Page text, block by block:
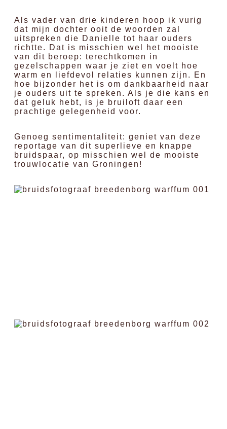
Als vader van drie kinderen hoop ik vurig
dat mijn dochter ooit de woorden zal
uitspreken die Danielle tot haar ouders
richtte. Dat is misschien wel het mooiste
van dit beroep: terechtkomen in
gezelschappen waar je ziet en voelt hoe
warm en liefdevol relaties kunnen zijn. En
hoe bijzonder het is om dankbaarheid naar
je ouders uit te spreken. Als je die kans en
dat geluk hebt, is je bruiloft daar een
prachtige gelegenheid voor.
Genoeg sentimentaliteit: geniet van deze
reportage van dit superlieve en knappe
bruidspaar, op misschien wel de mooiste
trouwlocatie van Groningen!